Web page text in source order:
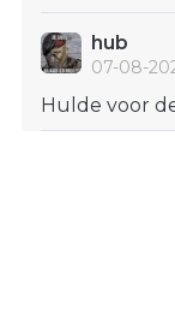
hub
07-08-
Hulde voor